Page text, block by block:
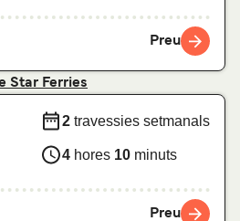
Preu
Star Ferries
2 travessies setmanals
4 hores 10 minuts
Preu